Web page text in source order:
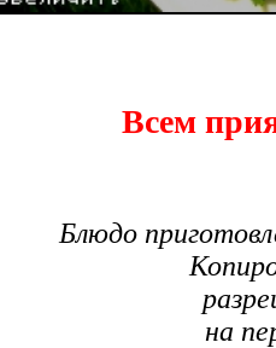
Всем
Блюдо
на